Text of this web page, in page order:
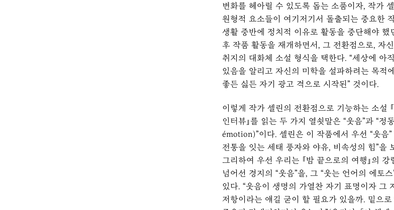
변화를 헤아릴 수 있도록 돕는 소품이자, 작가
원형적 요소들이 여기저기서 돌출되는 중요한
생활 중반에 정치적 이유로 활동을 중단해야 했
후 작품 활동을 재개하면서, 그 전환점으로, 자
취지의 대화체 소설 형식을 택한다. “세상에 아
있음을 알리고 자신의 미학을 설파하려는 목적
좋든 싫든 자기 광고 격으로 시작된” 것이다.
이렇게 작가 셀린의 전환점으로 기능하는 소설
인터뷰』를 읽는 두 가지 열쇳말은 “웃음”과 “정
émotion)”이다. 셀린은 이 작품에서 우선 “웃음”
전통을 잇는 세태 풍자와 야유, 비속성의 힘”을
그리하여 우선 우리는 『밤 끝으로의 여행』의 강
넘어선 경지의 “웃음”을, 그 “웃는 언어의 에토
있다. “웃음이 생명의 가열찬 자기 표명이자 그
저항이라는 얘길 굳이 할 필요가 있을까. 밑으로